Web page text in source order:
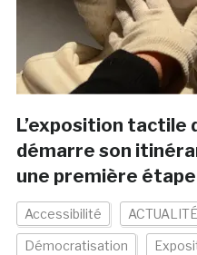
L’exposition tactile
démarre son
une première
Accessibilité
Démocratisation